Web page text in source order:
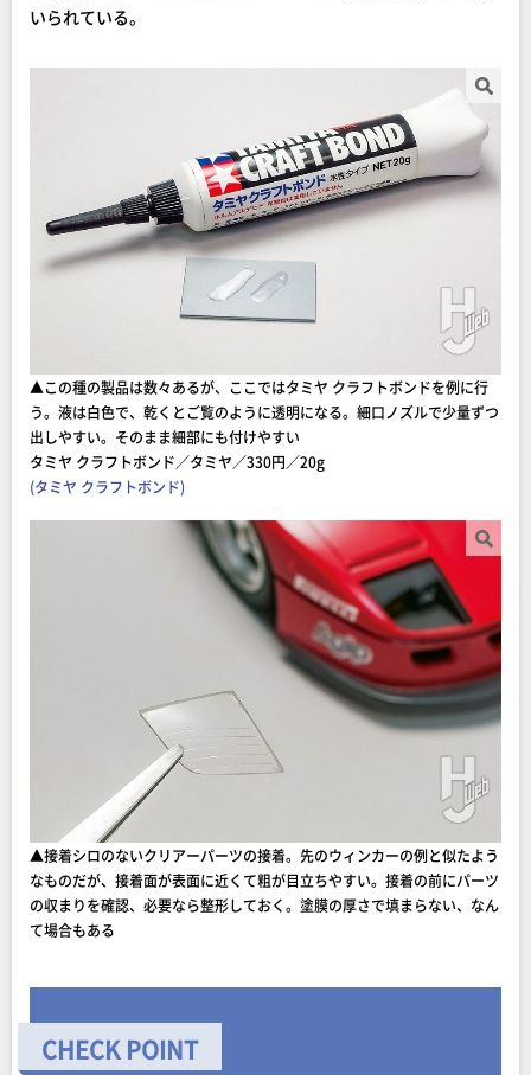
いられている。
▲この種の製品は数々あるが、ここではタミヤ クラフトボンドを例に行
う。液は白色で、乾くとご覧のように透明になる。細口ノズルで少量ずつ
出しやすい。そのまま細部にも付けやすい
タミヤ クラフトボンド／タミヤ／330円／20g
(タミヤ クラフトボンド)
▲接着シロのないクリアーパーツの接着。先のウィンカーの例と似たよう
なものだが、接着面が表面に近くて粗が目立ちやすい。接着の前にパーツ
の収まりを確認、必要なら整形しておく。塗膜の厚さで填まらない、なん
て場合もある